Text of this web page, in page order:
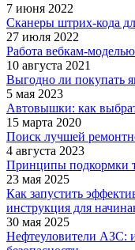
7 июня 2022
Сканеры штрих-кода
27 июля 2022
Работа вебкам-
10 августа 2021
Выгодно ли покупать
5 мая 2023
Автовышки: как
15 марта 2020
Поиск лучшей
4 августа 2023
Принципы подкормки
23 мая 2025
Как запустить
инструкция для
30 мая 2025
Нефтеуловители АЗС: